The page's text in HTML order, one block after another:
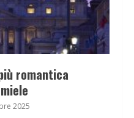
romantica
2025